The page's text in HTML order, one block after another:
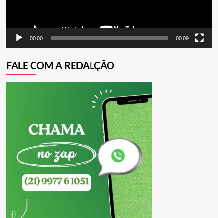
00:00 00:09
FALE COM A REDALÇÃO